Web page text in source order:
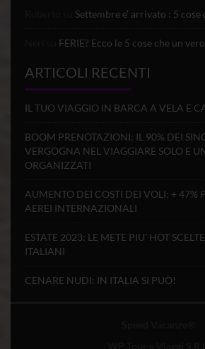
Settembre e’ arrivato : 5 cose
FERIE? Ecco le 5 cose che un
ARTICOLI RECENTI
IL TUO VIAGGIO IN BARCA A VELA E
BOOM PRENOTAZIONI: IL 90% DEI
VERGOGNA NEL VIAGGIARE SOLO E
ORGANIZZATI
AUMENTO DEI COSTI DEI VOLI: + 47%
AEREI INTERNAZIONALI
ESTATE 2023: LE METE PIU’ HOT
ITALIANI
CENARE NUDI: IN ITALIA SI PUÒ!